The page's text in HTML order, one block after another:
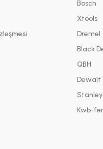
Bosch
Xtools
Dremel
Black
QBH
Dewalt
Stanley
Kwb-